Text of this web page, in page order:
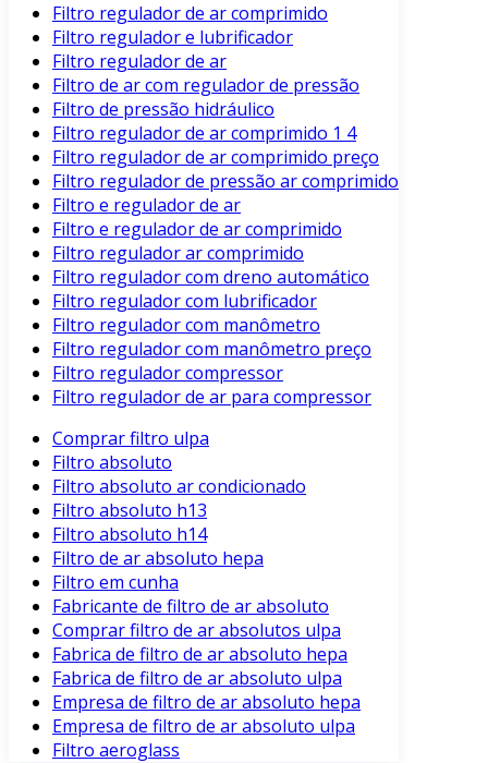
Filtro regulador de ar comprimido
Filtro regulador e lubrificador
Filtro regulador de ar
Filtro de ar com regulador de pressão
Filtro de pressão hidráulico
Filtro regulador de ar comprimido 1 4
Filtro regulador de ar comprimido preço
Filtro regulador de pressão ar comprimido
Filtro e regulador de ar
Filtro e regulador de ar comprimido
Filtro regulador ar comprimido
Filtro regulador com dreno automático
Filtro regulador com lubrificador
Filtro regulador com manômetro
Filtro regulador com manômetro preço
Filtro regulador compressor
Filtro regulador de ar para compressor
Comprar filtro ulpa
Filtro absoluto
Filtro absoluto ar condicionado
Filtro absoluto h13
Filtro absoluto h14
Filtro de ar absoluto hepa
Filtro em cunha
Fabricante de filtro de ar absoluto
Comprar filtro de ar absolutos ulpa
Fabrica de filtro de ar absoluto hepa
Fabrica de filtro de ar absoluto ulpa
Empresa de filtro de ar absoluto hepa
Empresa de filtro de ar absoluto ulpa
Filtro aeroglass